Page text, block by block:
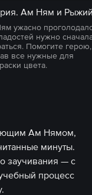
ужасно
нужно
Помогите герою,
все нужные для
цвета.
Ам Нямом,
минуты.
заучивания — с
процесс